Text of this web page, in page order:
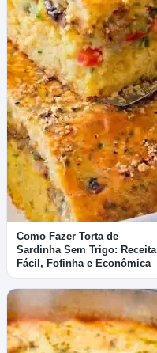
Como Fazer Torta de
Sardinha Sem Trigo: Receita
Fácil, Fofinha e Econômica